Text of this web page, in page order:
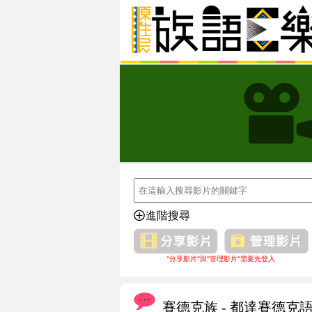
進階搜尋
"分享影片"與"管理影片"需要先登入
賽德克族 - 都達賽德克